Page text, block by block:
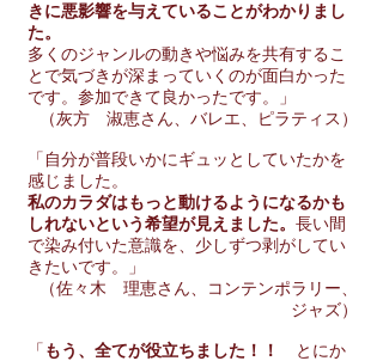
きに悪影響を与えていることがわかりまし
た。
多くのジャンルの動きや悩みを共有するこ
とで気づきが深まっていくのが面白かった
です。参加できて良かったです。」
（灰方 淑恵さん、バレエ、ピラティス）
「自分が普段いかにギュッとしていたかを
感じました。
私のカラダはもっと動けるようになるかも
しれないという希望が見えました。 長い間
で染み付いた意識を、少しずつ剥がしてい
きたいです。」
（佐々木 理恵さん、コンテンポラリー、
ジャズ）
「 もう、全てが役立ちました！！
とにか